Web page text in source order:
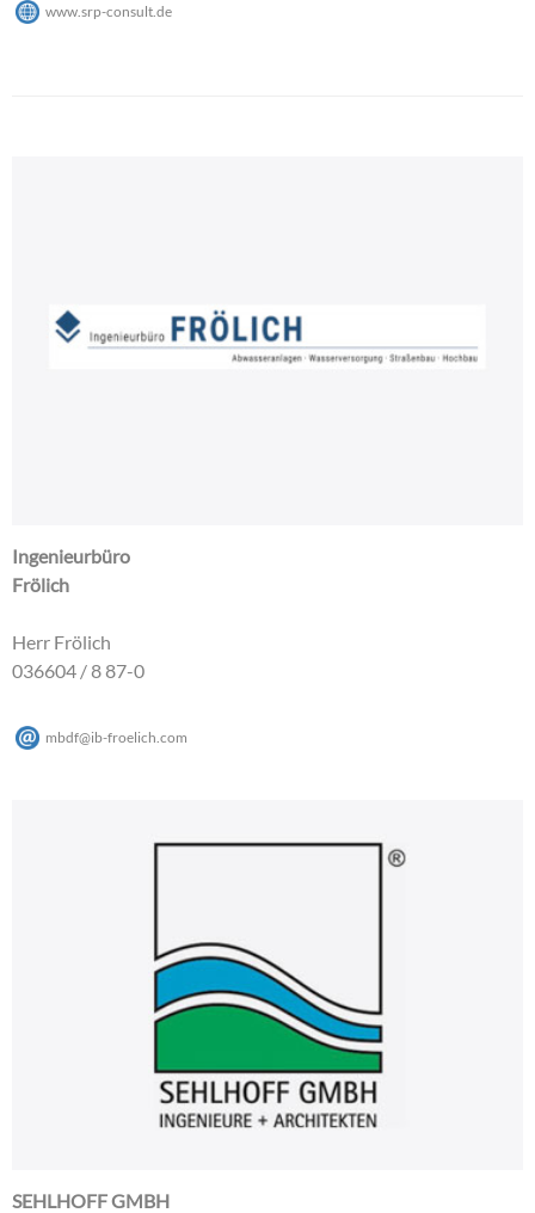
www.srp-consult.de
Ingenieurbüro
Frölich
Herr Frölich
036604 / 8 87-0
mbdf@ib-froelich.com
SEHLHOFF GMBH